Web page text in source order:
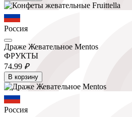
Россия
Драже Жевательное Mentos
ФРУКТЫ
74.99 ₽
В корзину
Россия